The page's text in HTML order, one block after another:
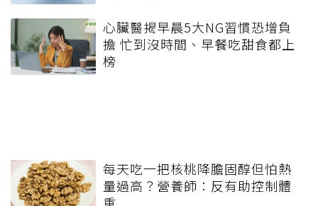
心臟醫揭早晨5大NG習慣恐增負
擔 忙到沒時間、早餐吃甜食都上
榜
每天吃一把核桃降膽固醇但怕熱
量過高？營養師：反有助控制體